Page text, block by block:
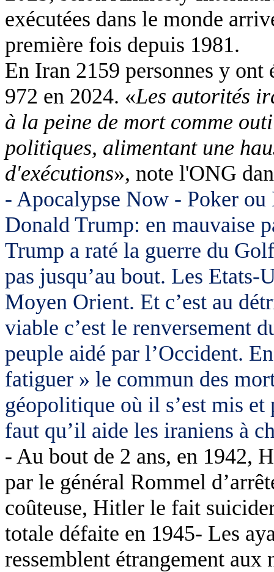
exécutées dans le monde
première fois depuis 1981.
En Iran 2159 personnes y ont
972 en 2024. «Les autorités
à la peine de mort comme
politiques, alimentant une
d'exécutions», note l'ONG
- Apocalypse Now - Poker ou
Donald Trump: en mauvaise
Trump a raté la guerre du
pas jusqu’au bout. Les
Moyen Orient. Et c’est au
viable c’est le renversement
peuple aidé par l’Occident.
fatiguer » le commun des
géopolitique où il s’est mis
faut qu’il aide les iraniens à
- Au bout de 2 ans, en 1942,
par le général Rommel
coûteuse, Hitler le fait
totale défaite en 1945- Les
ressemblent étrangement aux